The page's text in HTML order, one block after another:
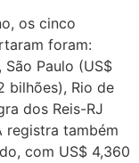
os cinco
foram:
São Paulo (US$
bilhões), Rio de
dos Reis-RJ
registra também
com US$ 4,360